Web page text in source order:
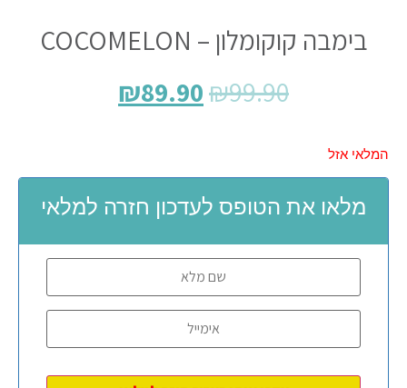
בימבה קוקומלון – COCOMELON
₪99.90
₪89.90
המלאי אזל
מלאו את הטופס לעדכון חזרה למלאי